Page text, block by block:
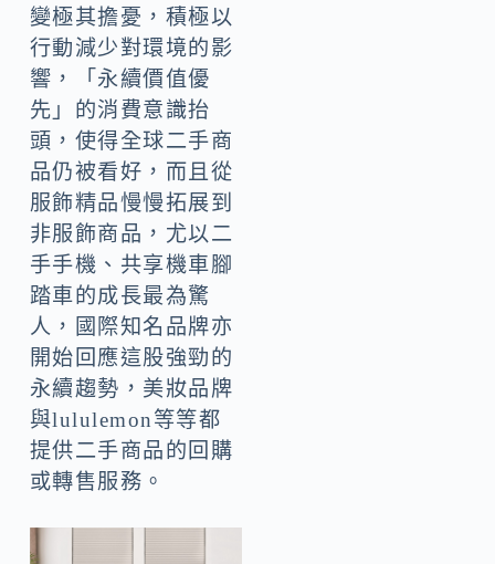
變極其擔憂，積極以
行動減少對環境的影
響，「永續價值優
先」的消費意識抬
頭，使得全球二手商
品仍被看好，而且從
服飾精品慢慢拓展到
非服飾商品，尤以二
手手機、共享機車腳
踏車的成長最為驚
人，國際知名品牌亦
開始回應這股強勁的
永續趨勢，美妝品牌
與lululemon等等都
提供二手商品的回購
或轉售服務。